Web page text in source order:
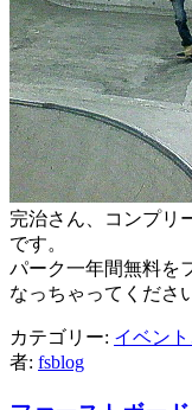
完治さん、コンプリ
です。
パーク一年間無料を
なっちゃってくださ
カテゴリー: イベン
者: fsblog